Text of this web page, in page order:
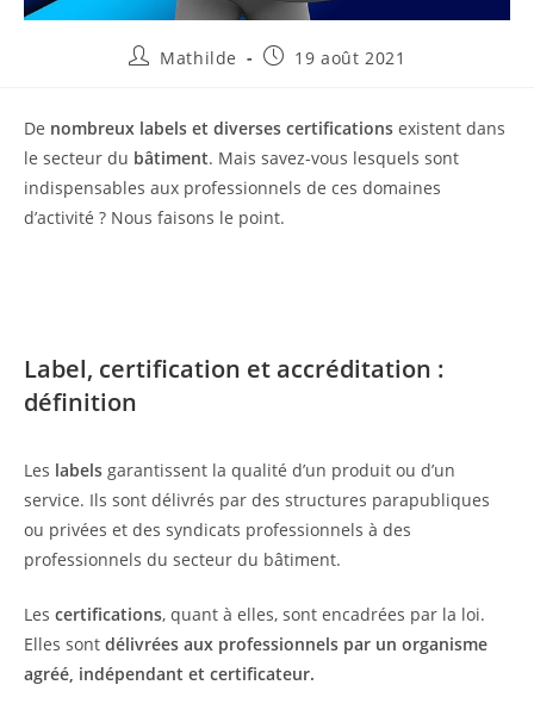
Mathilde 19 août 2021
De nombreux labels et diverses certifications existent dans
le secteur du bâtiment. Mais savez-vous lesquels sont
indispensables aux professionnels de ces domaines
d’activité ? Nous faisons le point.
Label, certification et accréditation :
définition
Les labels garantissent la qualité d’un produit ou d’un
service. Ils sont délivrés par des structures parapubliques
ou privées et des syndicats professionnels à des
professionnels du secteur du bâtiment.
Les certifications, quant à elles, sont encadrées par la loi.
Elles sont délivrées aux professionnels par un organisme
agréé, indépendant et certificateur.